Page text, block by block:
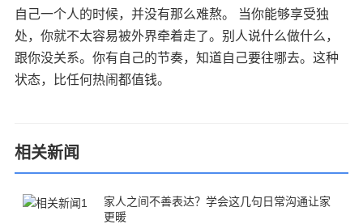
自己一个人的时候，并没有那么难熬。 当你能够享受独
处，你就不太容易被外界牵着走了。别人说什么做什么，
跟你没关系。你有自己的节奏，知道自己要往哪去。这种
状态，比任何热闹都值钱。
相关新闻
家人之间不善表达？学会这几句日常沟通让家
更暖